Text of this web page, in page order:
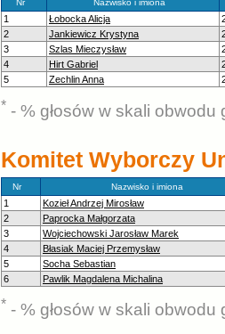
Nr Nazwisko i imiona
1 Łobocka Alicja
2
Jankiewicz Krystyna
3
Szlas Mieczysław
4
Hirt Gabriel
5
Zechlin Anna
* - % głosów w skali obwodu
Komitet Wyborczy
Nr Nazwisko i imiona
1
Kozieł Andrzej Mirosław
2
Paprocka Małgorzata
3
Wojciechowski Jarosław Marek
4
Błasiak Maciej Przemysław
5
Socha Sebastian
6
Pawlik Magdalena Michalina
* - % głosów w skali obwodu